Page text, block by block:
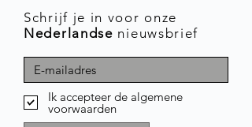
Schrijf je in voor onze
Nederlandse nieuwsbrief
Ik accepteer de algemene
voorwaarden